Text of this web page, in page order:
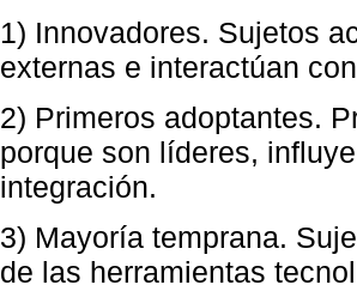
1) Innovadores. Sujetos
externas e interactúan
2) Primeros adoptantes.
porque son líderes,
integración.
3) Mayoría temprana.
de las herramientas